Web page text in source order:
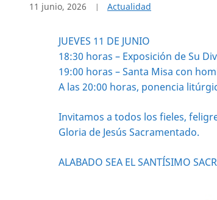
11 junio, 2026 Actualidad
JUEVES 11 DE JUNIO
18:30 horas – Exposición de Su
19:00 horas – Santa Misa con
A las 20:00 horas, ponencia
Invitamos a todos los fieles,
Gloria de Jesús Sacramentado.
ALABADO SEA EL SANTÍSIMO